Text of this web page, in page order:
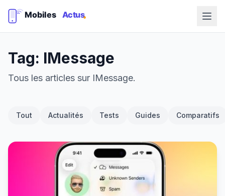
Tag: IMessage
Tous les articles sur IMessage.
Tout Actualités Tests Guides Comparatifs